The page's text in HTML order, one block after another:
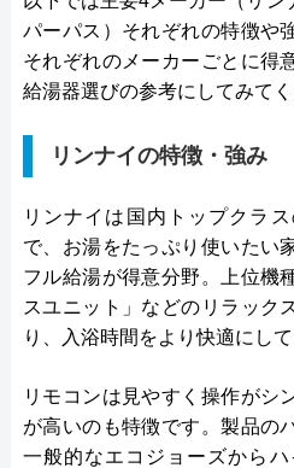
パーパス）それぞれの特徴や
それぞれのメーカーごとに得
給湯器選びの参考にしてみてく
リンナイの特徴・強み
リンナイは国内トップクラ
で、お湯をたっぷり使いたい
フル給湯が得意分野。上位機
スユニット」などのリラック
り、入浴時間をより快適にして
リモコンは見やすく操作がシ
が高いのも特徴です。製品の
一般的なエコジョーズから